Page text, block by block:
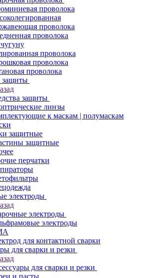
проволока
проволока
проволока
проволока
проволока
проволока
защиты
защиты
линзы
к маскам | полумаскам
защитные
защитные
перчатки
электроды
электроды
электроды
для контактной сварки
для сварки и резки
для сварки и резки
и пасты